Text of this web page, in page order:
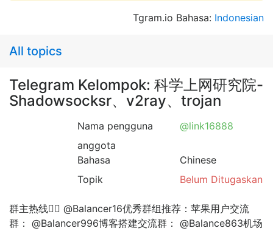
Tgram.io Bahasa: Indonesian
All topics
Telegram Kelompok: 科学上网研究院-
Shadowsocksr、v2ray、trojan
Nama pengguna
@link16888
anggota
Bahasa
Chinese
Topik
Belum Ditugaskan
群主热线👉🏻 @Balancer16优秀群组推荐：苹果用户交流
群： @Balancer996博客搭建交流群： @Balance863机场